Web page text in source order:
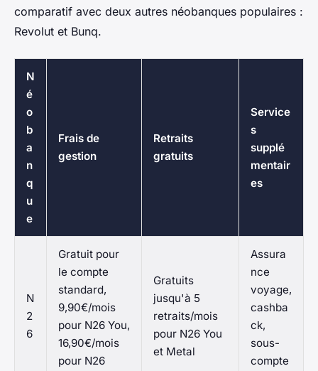
comparatif avec deux autres néobanques populaires :
Revolut et Bunq.
N
é
o
b
a
n
q
u
e
Frais de
gestion
Retraits
gratuits
Service
s
supplé
mentair
es
N
2
6
Gratuit pour
le compte
standard,
9,90€/mois
pour N26 You,
16,90€/mois
pour N26
Gratuits
jusqu'à 5
retraits/mois
pour N26 You
et Metal
Assura
nce
voyage,
cashba
ck,
sous-
compte